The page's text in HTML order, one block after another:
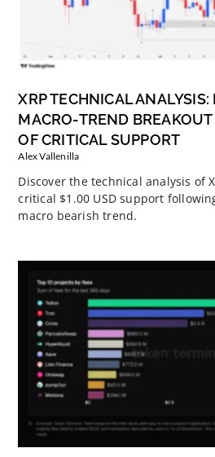
XRP TECHNICAL
MACRO-TREND BREAKOUT
OF CRITICAL SUPPORT
Alex Vallenilla
Discover the technical analysis of
critical $1.00 USD support
macro bearish trend.